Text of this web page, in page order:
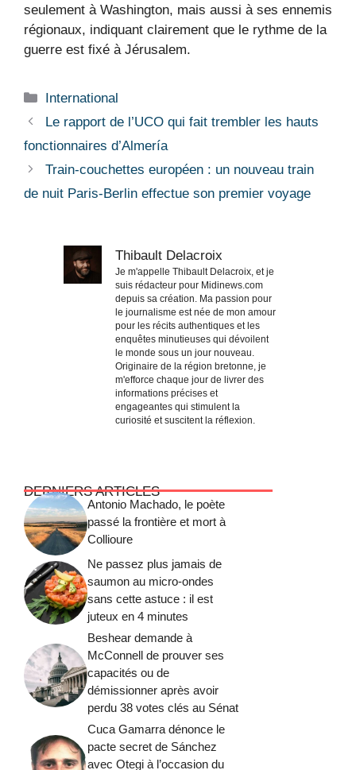
seulement à Washington, mais aussi à ses ennemis
régionaux, indiquant clairement que le rythme de la
guerre est fixé à Jérusalem.
Catégories
International
Le rapport de l’UCO qui fait trembler les hauts
fonctionnaires d’Almería
Train-couchettes européen : un nouveau train
de nuit Paris-Berlin effectue son premier voyage
Thibault Delacroix
Je m'appelle Thibault Delacroix, et je
suis rédacteur pour Midinews.com
depuis sa création. Ma passion pour
le journalisme est née de mon amour
pour les récits authentiques et les
enquêtes minutieuses qui dévoilent
le monde sous un jour nouveau.
Originaire de la région bretonne, je
m'efforce chaque jour de livrer des
informations précises et
engageantes qui stimulent la
curiosité et suscitent la réflexion.
DERNIERS ARTICLES
Antonio Machado, le poète
passé la frontière et mort à
Collioure
Ne passez plus jamais de
saumon au micro-ondes
sans cette astuce : il est
juteux en 4 minutes
Beshear demande à
McConnell de prouver ses
capacités ou de
démissionner après avoir
perdu 38 votes clés au Sénat
Cuca Gamarra dénonce le
pacte secret de Sánchez
avec Otegi à l’occasion du